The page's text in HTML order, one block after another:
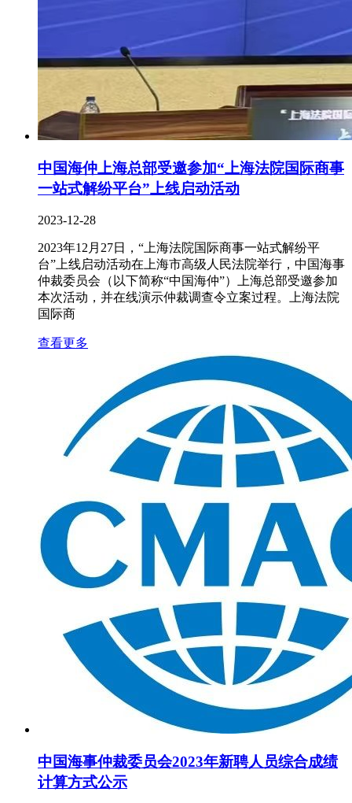
中国海仲上海总部受邀参加“上海法院国际商事
一站式解纷平台”上线启动活动
2023-12-28
2023年12月27日，“上海法院国际商事一站式解纷平
台”上线启动活动在上海市高级人民法院举行，中国海事
仲裁委员会（以下简称“中国海仲”）上海总部受邀参加
本次活动，并在线演示仲裁调查令立案过程。上海法院
国际商
查看更多
中国海事仲裁委员会2023年新聘人员综合成绩
计算方式公示